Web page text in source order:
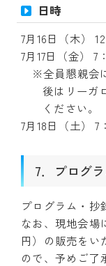
日時
7月16日（木）
7月17日（金） 7
※全員懇親会
後はリーガ
ください。
7月18日（土） 7
7．プログ
プログラム・抄
なお、現地会場
円）の販売をい
ので、予めご了